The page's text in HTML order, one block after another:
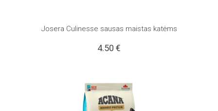
Josera Culinesse sausas maistas katėms
4.50 €